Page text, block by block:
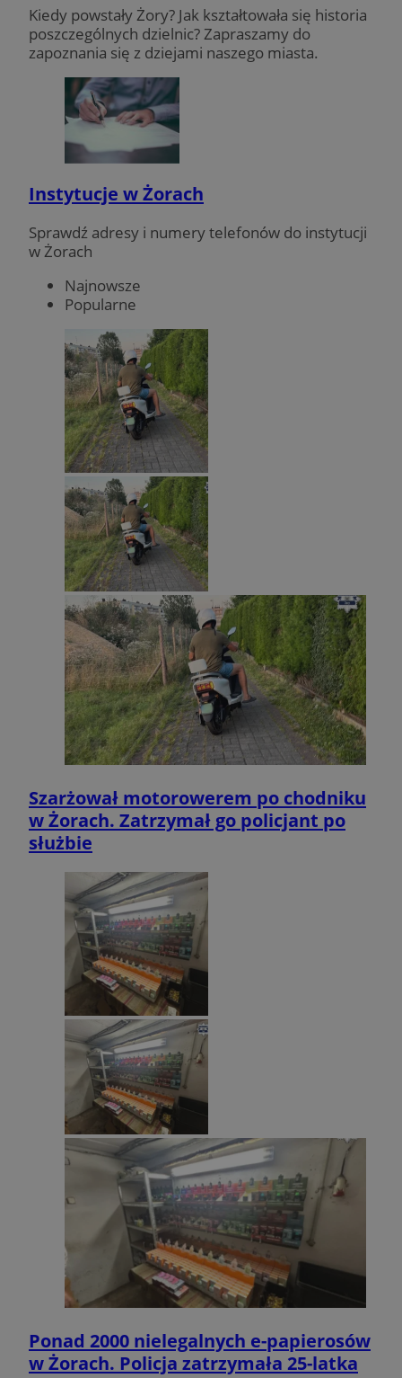
Kiedy powstały Żory? Jak kształtowała się historia
poszczególnych dzielnic? Zapraszamy do
zapoznania się z dziejami naszego miasta.
Instytucje w Żorach
Sprawdź adresy i numery telefonów do instytucji
w Żorach
Najnowsze
Popularne
Szarżował motorowerem po chodniku
w Żorach. Zatrzymał go policjant po
służbie
Ponad 2000 nielegalnych e-papierosów
w Żorach. Policja zatrzymała 25-latka